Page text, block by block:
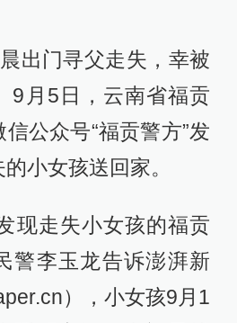
出门寻父走失，幸被
9月5日，云南省福贡
公众号“福贡警方”发
小女孩送回家。
现走失小女孩的福贡
警李玉龙告诉澎湃新
），小女孩9月1